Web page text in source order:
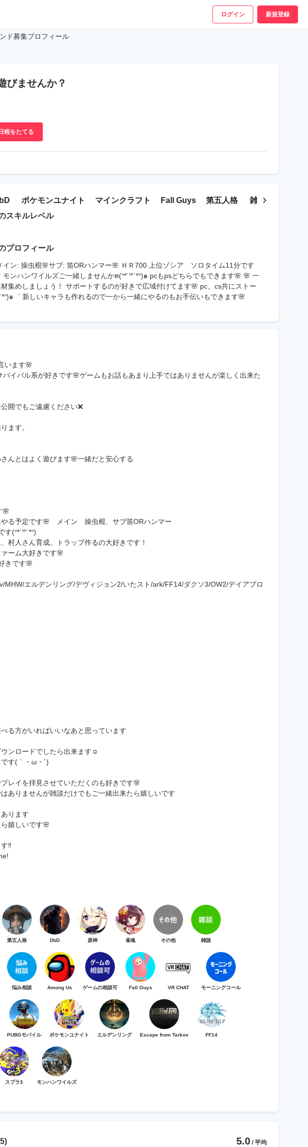
ログイン 新規登録
ド募集プロフィール
びませんか？
程をたてる
ポケモンユナイト マインクラフト Fall Guys 第五人格 雑談
スキルレベル
プロフィール
イン: 操虫棍🌸サブ: 笛ORハンマー🌸 ＨＲ700 上位ゾシア ソロタイム11分です
ンハンワイルズご一緒しませんかฅ(ᐡ*´꒳`*ᐡ)๑ pcもpsどちらでもできます🌸 🌸 一
集めしましょう！ サポートするのが好きで広域付けてます🌸 pc、cs共にストー
๑゛ 新しいキャラも作れるので一から一緒にやるのもお手伝いもできます🌸
います🌸
イバル系が好きです🌸ゲームもお話もあまり上手ではありませんが楽しく出来た
開でもご遠慮ください❌️
ます。
んとはよく遊びます🌸一緒だと安心する
🌸
る予定です🌸 メイン 操虫棍、サブ笛ORハンマー
(ᐡ*´꒳`*ᐡ)
村人さん育成。トラップ作るの大好きです！
ーム大好きです🌸
きです🌸
MHW/エルデンリング/デヴィジョン2/いたスト/ark/FF14/ダクソ3/OW2/デイアブロ
る方がいればいいなあと思っています
ンロードでしたら出来ます☺️
す(｀・ω・´)
レイを拝見させていただくのも好きです🌸
ありませんが雑談だけでもご一緒出来たら嬉しいです
ります
嬉しいです🌸
‼️
第五人格 DbD 原神 雀魂 その他 雑談
悩み相談 Among Us ゲームの相談可 Fall Guys VR CHAT モーニングコール
PUBGモバイル ポケモンユナイト エルデンリング Escape from Tarkov FF14
スプラ3 モンハンワイルズ
5.0 / 平均